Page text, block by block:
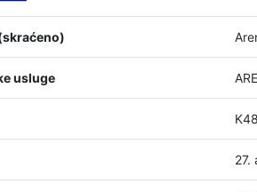
usluge
27.